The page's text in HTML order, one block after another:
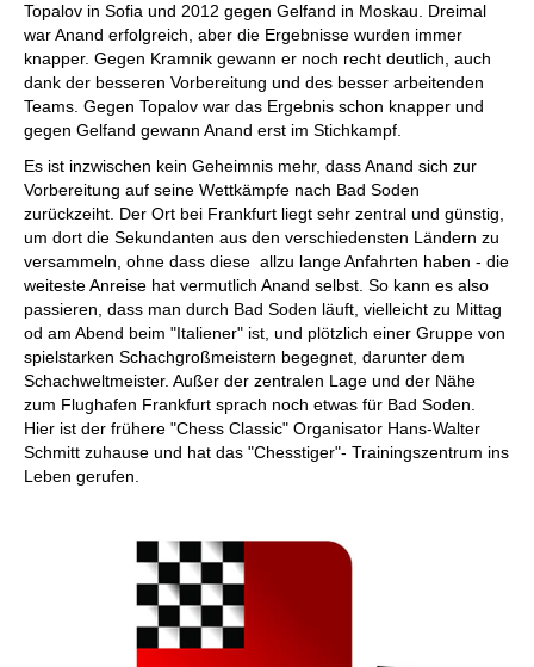
Topalov in Sofia und 2012 gegen Gelfand in Moskau. Dreimal
war Anand erfolgreich, aber die Ergebnisse wurden immer
knapper. Gegen Kramnik gewann er noch recht deutlich, auch
dank der besseren Vorbereitung und des besser arbeitenden
Teams. Gegen Topalov war das Ergebnis schon knapper und
gegen Gelfand gewann Anand erst im Stichkampf.
Es ist inzwischen kein Geheimnis mehr, dass Anand sich zur
Vorbereitung auf seine Wettkämpfe nach Bad Soden
zurückzeiht. Der Ort bei Frankfurt liegt sehr zentral und günstig,
um dort die Sekundanten aus den verschiedensten Ländern zu
versammeln, ohne dass diese allzu lange Anfahrten haben - die
weiteste Anreise hat vermutlich Anand selbst. So kann es also
passieren, dass man durch Bad Soden läuft, vielleicht zu Mittag
od am Abend beim "Italiener" ist, und plötzlich einer Gruppe von
spielstarken Schachgroßmeistern begegnet, darunter dem
Schachweltmeister. Außer der zentralen Lage und der Nähe
zum Flughafen Frankfurt sprach noch etwas für Bad Soden.
Hier ist der frühere "Chess Classic" Organisator Hans-Walter
Schmitt zuhause und hat das "Chesstiger"- Trainingszentrum ins
Leben gerufen.